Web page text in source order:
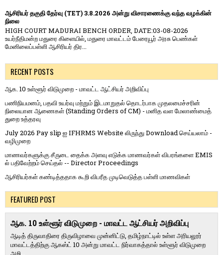
ஆசிரியர் தகுதி தேர்வு (TET) 3.8.2026 அன்று விசாரணைக்கு வந்த வழக்கின்
நிலை
HIGH COURT MADURAI BENCH ORDER, DATE:03-08-2026
உயர்நீதிமன்ற மதுரை கிளையில், மதுரை மாவட்டம் பேரையூர் அரசு பெண்கள்
மேனிலைப்பள்ளி ஆசிரியர் திர...
RECENT POSTS
ஆக. 10 உள்ளூர் விடுமுறை - மாவட்ட ஆட்சியர் அறிவிப்பு
பணிநியமனம், பதவி உயர்வு மற்றும் இடமாறுதல் தொடர்பாக முதலமைச்சரின்
நிலையான ஆணைகள் (Standing Orders of CM) - மனித வள மேலாண்மைத்
துறை உத்தரவு
July 2026 Pay slip ஐ IFHRMS Website லிருந்து Download செய்யலாம் -
வழிமுறை
மாணவர்களுக்கு சீருடை தைக்க அளவு எடுக்க மாணவர்கள் விபரங்களை EMIS
ல் பதிவேற்றம் செய்தல் -- Director Proceedings
ஆசிரியர்கள் கண்டித்ததாக கூறி விபரீத முடிவெடுத்த பள்ளி மாணவிகள்
FEATURED POST
ஆக. 10 உள்ளூர் விடுமுறை - மாவட்ட ஆட்சியர் அறிவிப்பு
ஆடித் திருவாதிரை திருவிழாவை முன்னிட்டு, தமிழ்நாட்டில் உள்ள அரியலூர்
மாவட்டத்திற்கு ஆகஸ்ட் 10 அன்று மாவட்ட நிர்வாகத்தால் உள்ளூர் விடுமுறை